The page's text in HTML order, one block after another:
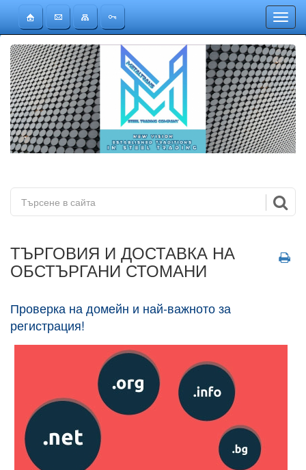
ТЪРГОВИЯ И ДОСТАВКА НА
ОБСТЪРГАНИ СТОМАНИ
Проверка на домейн и най-важното за
регистрация!